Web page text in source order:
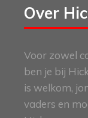
Over
Voor zowel
ben je bij
is welkom,
vaders en